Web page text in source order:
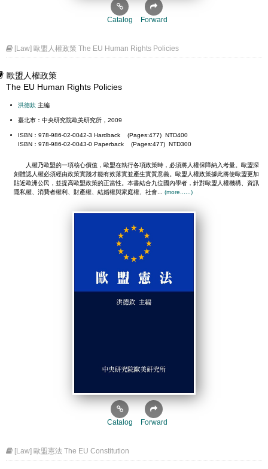
Catalog Forward
[Law] 歐盟人權政策 The EU Human Rights Policies
歐盟人權政策
The EU Human Rights Policies
洪德欽 主編
臺北市：中央研究院歐美研究所，2009
ISBN：978-986-02-0042-3 Hardback (Pages:477) NTD400
ISBN：978-986-02-0043-0 Paperback (Pages:477) NTD300
人權乃歐盟的一項核心價值，歐盟在執行各項政策時，必須將人權保障納入考量。歐盟深
刻體認人權必須經由政策實踐才能有效落實並產生實質意義。歐盟人權政策據此將使歐盟更加
貼近歐洲公民，並提高歐盟政策的正當性。本書結合九位國內學者，針對歐盟人權機構、資訊
隱私權、消費者權利、財產權、結婚權與家庭權、社會... (more......)
Catalog Forward
[Law] 歐盟憲法 The EU Constitution